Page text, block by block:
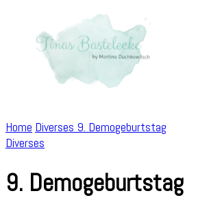
Home Diverses 9. Demogeburtstag
Diverses
9. Demogeburtstag